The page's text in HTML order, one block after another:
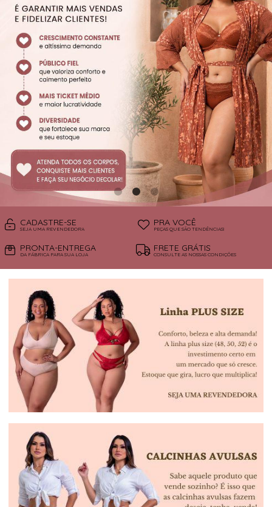
SUTIÃS
CADASTRE-SE
SEJA UMA REVENDEDORA
PRA VOCÊ
PEÇAS QUE SÃO TENDÊNCIAS!
PRONTA-ENTREGA
DA FÁBRICA PARA SUA LOJA
FRETE GRÁTIS
CONSULTE AS NOSSAS CONDIÇÕES